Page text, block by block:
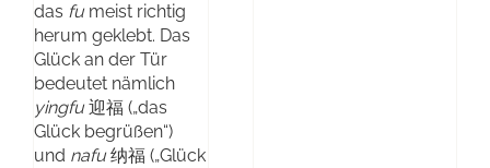
das fumeist richtig
herum geklebt. Das
Glück an der Tür
bedeutet nämlich
yingfu迎福 („das
Glück begrüßen“)
und nafu纳福 („Glück